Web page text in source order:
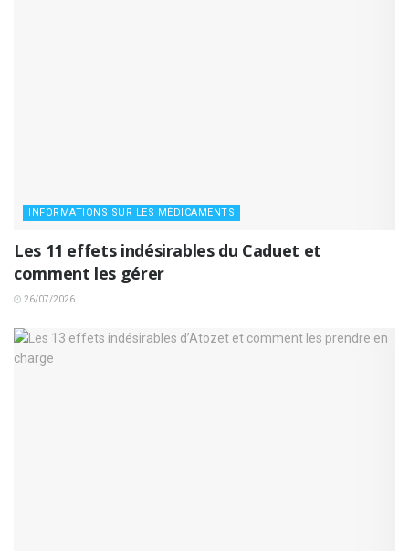
INFORMATIONS SUR LES MÉDICAMENTS
Les 11 effets indésirables du Caduet et
comment les gérer
26/07/2026